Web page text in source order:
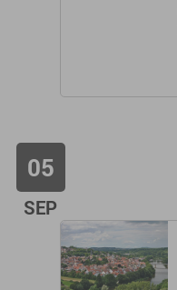
05
SEP